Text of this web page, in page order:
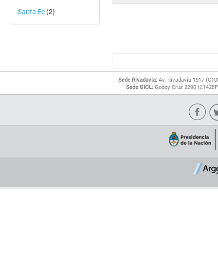
Santa Fe (2)
Sede Rivadavia: Av. Rivadavia 1917
Sede GIOL: Godoy Cruz 2290